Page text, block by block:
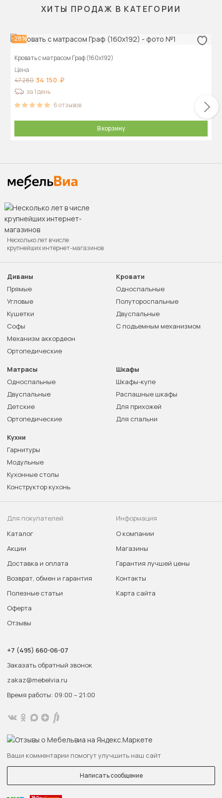
ХИТЫ ПРОДАЖ В КАТЕГОРИИ
-28%
Кровать с матрасом Граф (160х192)
Цена
47 280 34 150
за 1 день
6отзывов
В корзину
Несколько лет в числе
крупнейших интернет-магазинов
Диваны
Прямые
Угловые
Кушетки
Софы
Механизм аккордеон
Ортопедические
Кровати
Односпальные
Полутороспальные
Двуспальные
С подъемным механизмом
Матрасы
Односпальные
Двуспальные
Детские
Ортопедические
Шкафы
Шкафы-купе
Распашные шкафы
Для прихожей
Для спальни
Кухни
Гарнитуры
Модульные
Кухонные столы
Конструктор кухонь
Для покупателей
Каталог
Акции
Доставка и оплата
Возврат, обмен и гарантия
Полезные статьи
Оферта
Отзывы
Информация
О компании
Магазины
Гарантия лучшей цены
Контакты
Карта сайта
+7 (495) 660-06-07
Заказать обратный звонок
zakaz@mebelvia.ru
Время работы: 09:00 – 21:00
Ваши комментарии помогут улучшить наш сайт
Написать сообщение